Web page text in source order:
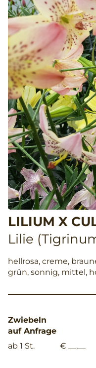
LILIUM X
Lilie
hellrosa, creme,
grün, sonnig, mittel,
Zwiebeln
auf Anfrage
ab 1 St.
€ __,__